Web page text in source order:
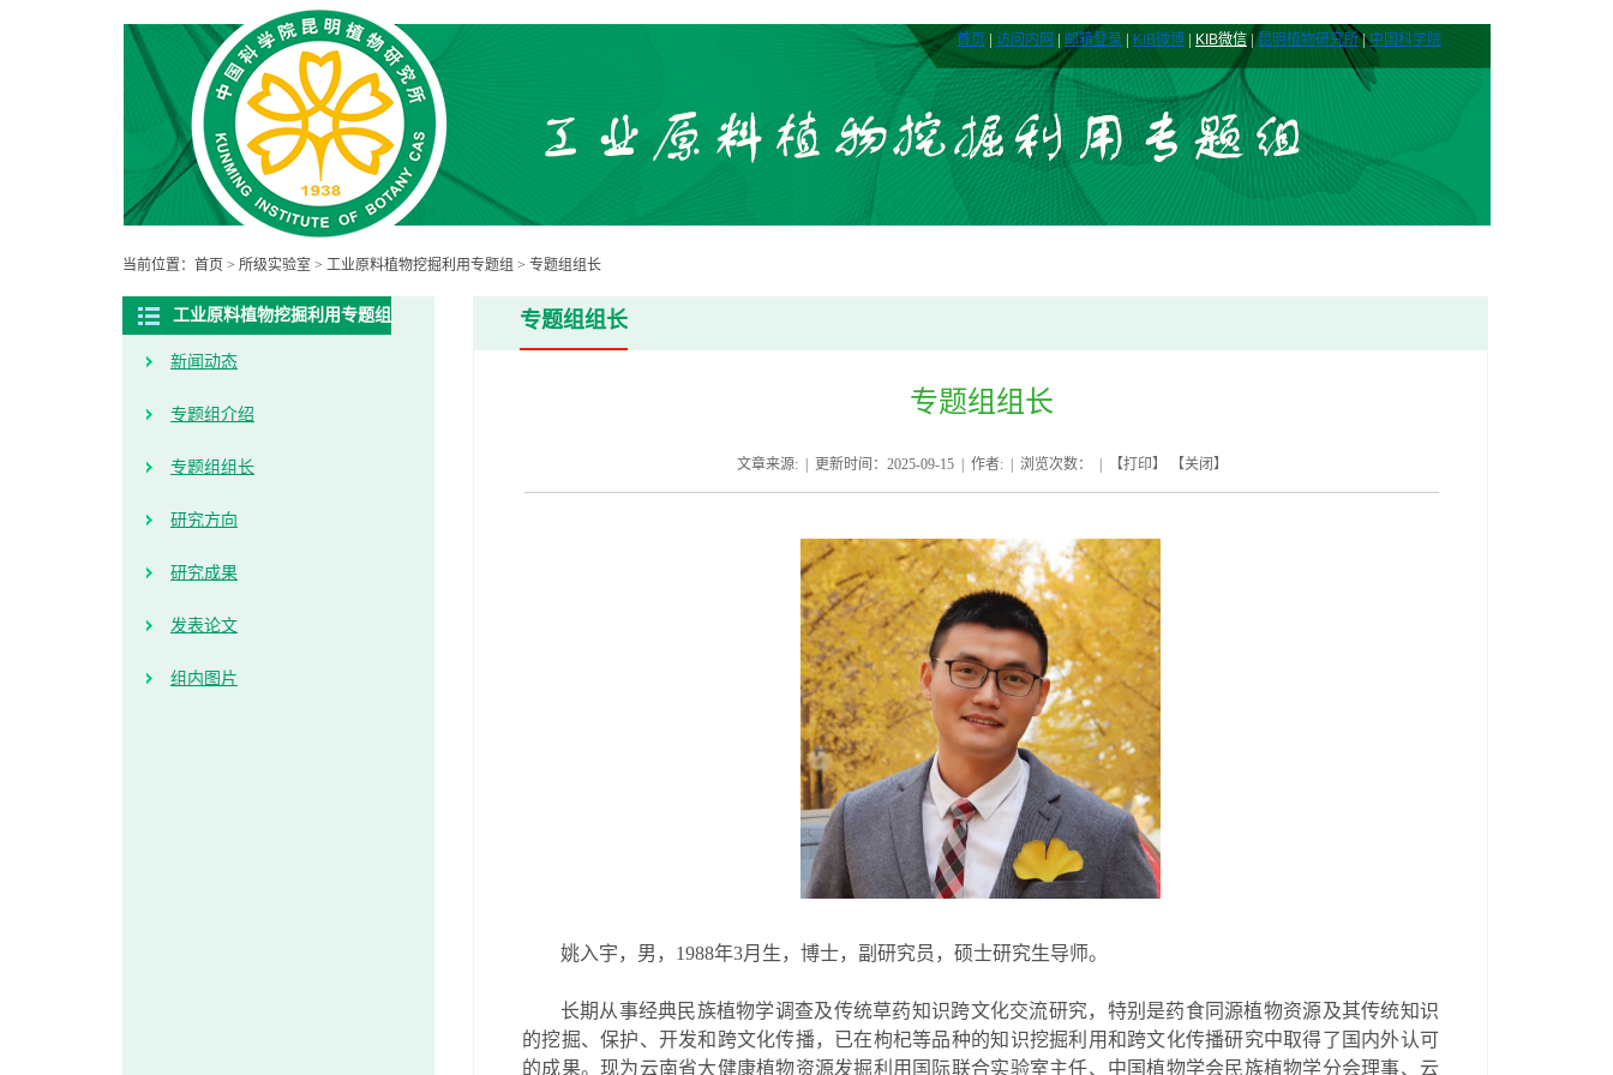
首页 | 访问内网 | 邮箱登录 | KIB微博 | KIB微信|昆明植物研究所|中国科学院
当前位置： 首页 > 所级实验室 > 工业原料植物挖掘利用专题组 > 专题组组长
工业原料植物挖掘利用专题组
新闻动态
专题组介绍
专题组组长
研究方向
研究成果
发表论文
组内图片
专题组组长
专题组组长
文章来源: | 更新时间：2025-09-15 | 作者: | 浏览次数： | 【打印】 【关闭 】
姚入宇，男， 1988年3月生，博士，副研究员，硕士研究生导师。
长期从事经典民族植物学调查及传统草药知识跨文化交流研究，特别是药食同源植物资源及其传统知识
的挖掘、保护、开发和跨文化传播，已在枸杞等品种的知识挖掘利用和跨文化传播研究中取得了国内外认可
的成果。现为云南省大健康植物资源发掘利用国际联合实验室主任、中国植物学会民族植物学分会理事、云